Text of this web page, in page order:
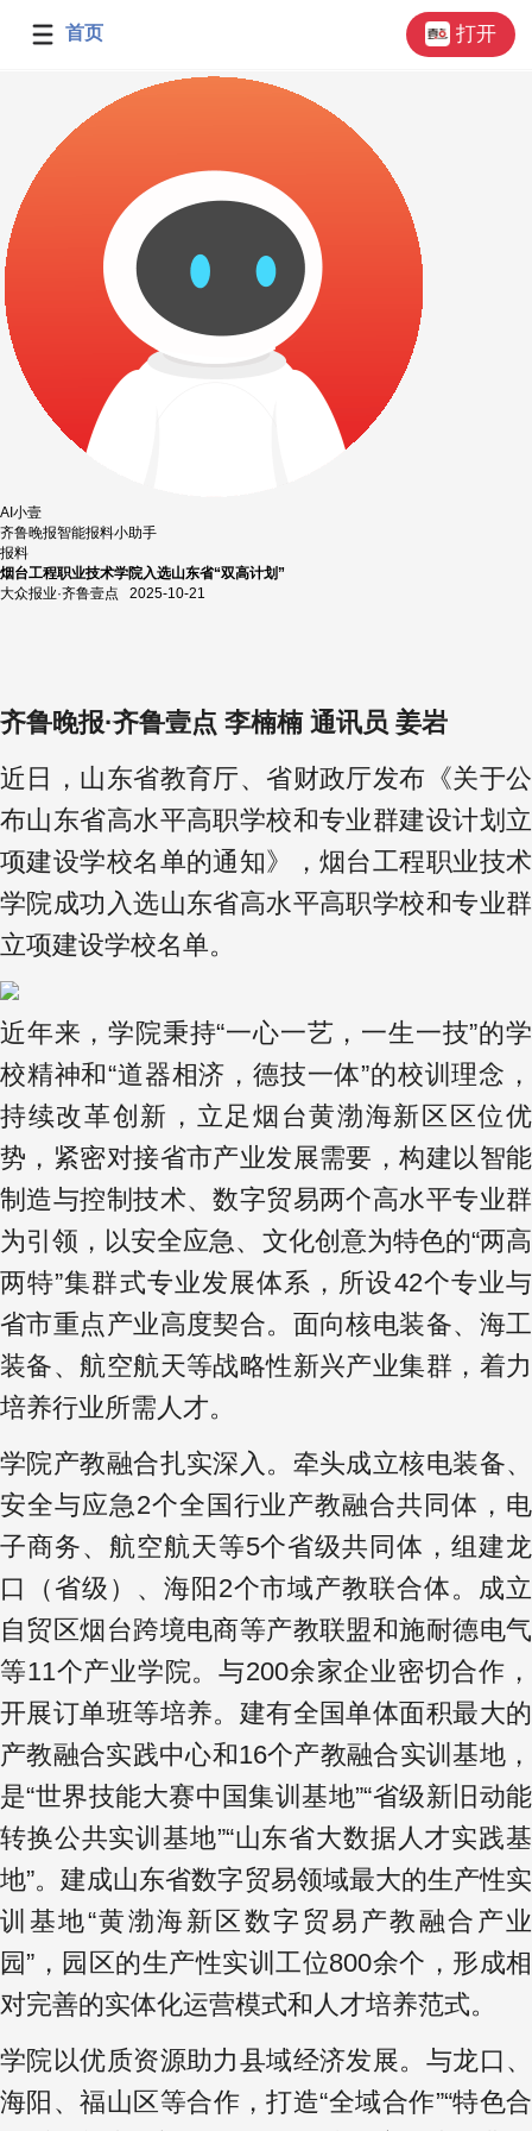
首页 打开
AI小壹
齐鲁晚报智能报料小助手
报料
烟台工程职业技术学院入选山东省“双高计划”
大众报业·齐鲁壹点
2025-10-21
齐鲁晚报·齐鲁壹点 李楠楠 通讯员 姜岩
近日，山东省教育厅、省财政厅发布《关于公
布山东省高水平高职学校和专业群建设计划立
项建设学校名单的通知》，烟台工程职业技术
学院成功入选山东省高水平高职学校和专业群
立项建设学校名单。
近年来，学院秉持“一心一艺，一生一技”的学
校精神和“道器相济，德技一体”的校训理念，
持续改革创新，立足烟台黄渤海新区区位优
势，紧密对接省市产业发展需要，构建以智能
制造与控制技术、数字贸易两个高水平专业群
为引领，以安全应急、文化创意为特色的“两高
两特”集群式专业发展体系，所设42个专业与
省市重点产业高度契合。面向核电装备、海工
装备、航空航天等战略性新兴产业集群，着力
培养行业所需人才。
学院产教融合扎实深入。牵头成立核电装备、
安全与应急2个全国行业产教融合共同体，电
子商务、航空航天等5个省级共同体，组建龙
口（省级）、海阳2个市域产教联合体。成立
自贸区烟台跨境电商等产教联盟和施耐德电气
等11个产业学院。与200余家企业密切合作，
开展订单班等培养。建有全国单体面积最大的
产教融合实践中心和16个产教融合实训基地，
是“世界技能大赛中国集训基地”“省级新旧动能
转换公共实训基地”“山东省大数据人才实践基
地”。建成山东省数字贸易领域最大的生产性实
训基地“黄渤海新区数字贸易产教融合产业
园”，园区的生产性实训工位800余个，形成相
对完善的实体化运营模式和人才培养范式。
学院以优质资源助力县域经济发展。与龙口、
海阳、福山区等合作，打造“全域合作”“特色合